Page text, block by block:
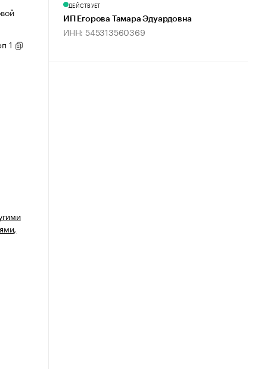
1
ДЕЙСТВУЕТ
ИП Егорова Тамара Эдуардовна
ИНН: 545313560369